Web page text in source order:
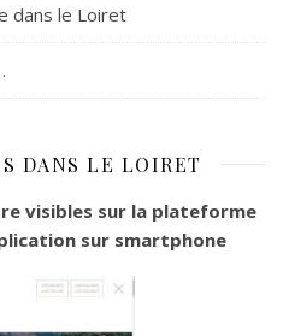
dans le Loiret
DANS LE LOIRET
visibles sur la plateforme
sur smartphone